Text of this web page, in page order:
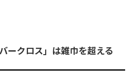
ークロス」は雑巾を超える